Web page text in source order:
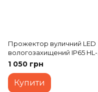
Прожектор вуличний LED
вологозахищений IP65 HL-
29/100W NW
1 050 грн
Купити